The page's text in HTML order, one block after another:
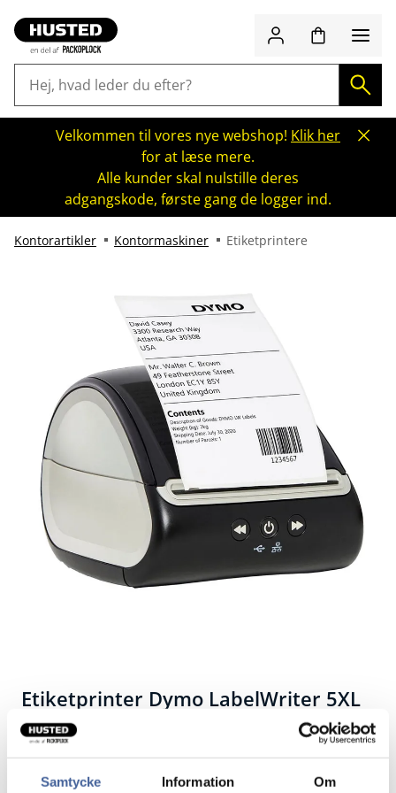
Samtycke Information Om
Velkommen til vores nye webshop! Klik her
for at læse mere.
Alle kunder skal nulstille deres
adgangskode, første gang de logger ind.
Kontorartikler Kontormaskiner Etiketprintere
Etiketprinter Dymo LabelWriter 5XL
Professionel XL-etiketprinter.
Tilgodeser behovet for fragt- og lageretiketter hos e-